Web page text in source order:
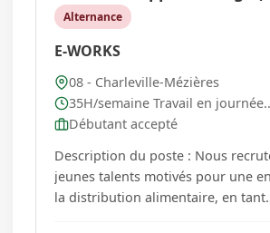
Alternance
E-WORKS
08 - Charleville-Mézières
35H/semaine Travail en
Débutant accepté
Description du poste : Nous recrutons de
jeunes talents motivés pour une
la distribution alimentaire, en tant